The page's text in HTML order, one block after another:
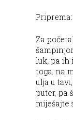
Priprema:
Za
luk, pa ih
toga, na
ulja u
puter, pa
miješajte